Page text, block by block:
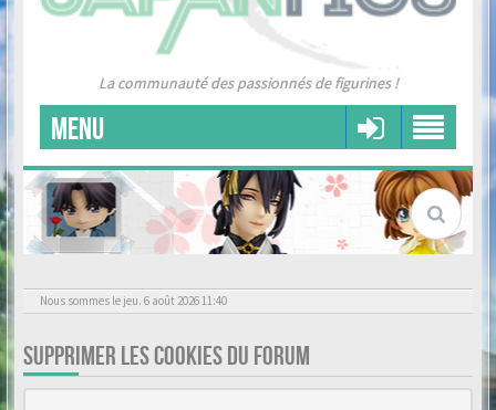
La communauté des passionnés de figurines !
MENU
Nous sommes le jeu. 6 août 2026 11:40
SUPPRIMER LES COOKIES DU FORUM